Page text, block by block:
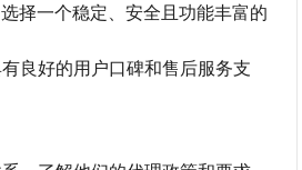
选择一个稳定、安全且功能丰富的
良好的用户口碑和售后服务支